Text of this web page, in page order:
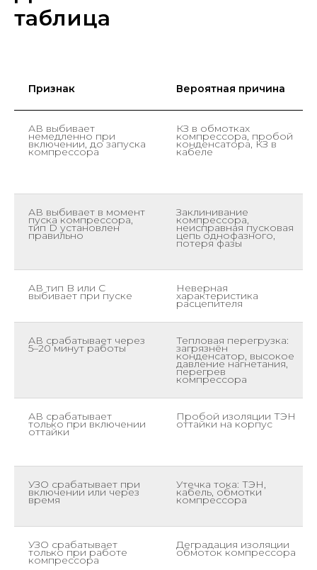
таблица
Признак Вероятная причина
АВ выбивает
немедленно при
включении, до запуска
компрессора
КЗ в обмотках
компрессора, пробой
конденсатора, КЗ в
кабеле
АВ выбивает в момент
пуска компрессора,
тип D установлен
правильно
Заклинивание
компрессора,
неисправная пусковая
цепь однофазного,
потеря фазы
АВ тип B или C
выбивает при пуске
Неверная
характеристика
расцепителя
АВ срабатывает через
5–20 минут работы
Тепловая перегрузка:
загрязнён
конденсатор, высокое
давление нагнетания,
перегрев
компрессора
АВ срабатывает
только при включении
оттайки
Пробой изоляции ТЭН
оттайки на корпус
УЗО срабатывает при
включении или через
время
Утечка тока: ТЭН,
кабель, обмотки
компрессора
УЗО срабатывает
только при работе
компрессора
Деградация изоляции
обмоток компрессора